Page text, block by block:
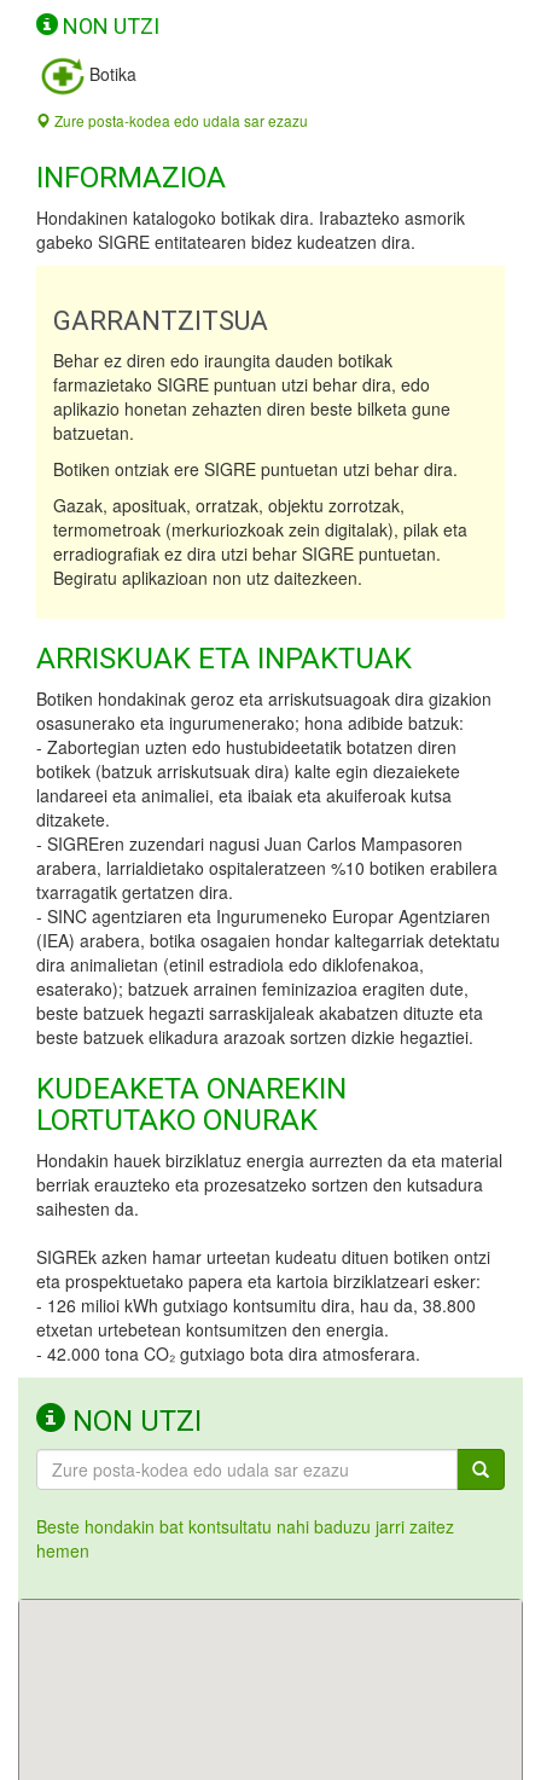
NON UTZI
Botika
Zure posta-kodea edo udala sar ezazu
INFORMAZIOA
Hondakinen katalogoko botikak dira. Irabazteko asmorik
gabeko SIGRE entitatearen bidez kudeatzen dira.
GARRANTZITSUA
Behar ez diren edo iraungita dauden botikak
farmazietako SIGRE puntuan utzi behar dira, edo
aplikazio honetan zehazten diren beste bilketa gune
batzuetan.
Botiken ontziak ere SIGRE puntuetan utzi behar dira.
Gazak, aposituak, orratzak, objektu zorrotzak,
termometroak (merkuriozkoak zein digitalak), pilak eta
erradiografiak ez dira utzi behar SIGRE puntuetan.
Begiratu aplikazioan non utz daitezkeen.
ARRISKUAK ETA INPAKTUAK
Botiken hondakinak geroz eta arriskutsuagoak dira gizakion
osasunerako eta ingurumenerako; hona adibide batzuk:
- Zabortegian uzten edo hustubideetatik botatzen diren
botikek (batzuk arriskutsuak dira) kalte egin diezaiekete
landareei eta animaliei, eta ibaiak eta akuiferoak kutsa
ditzakete.
- SIGREren zuzendari nagusi Juan Carlos Mampasoren
arabera, larrialdietako ospitaleratzeen %10 botiken erabilera
txarragatik gertatzen dira.
- SINC agentziaren eta Ingurumeneko Europar Agentziaren
(IEA) arabera, botika osagaien hondar kaltegarriak detektatu
dira animalietan (etinil estradiola edo diklofenakoa,
esaterako); batzuek arrainen feminizazioa eragiten dute,
beste batzuek hegazti sarraskijaleak akabatzen dituzte eta
beste batzuek elikadura arazoak sortzen dizkie hegaztiei.
KUDEAKETA ONAREKIN
LORTUTAKO ONURAK
Hondakin hauek birziklatuz energia aurrezten da eta material
berriak erauzteko eta prozesatzeko sortzen den kutsadura
saihesten da.
SIGREk azken hamar urteetan kudeatu dituen botiken ontzi
eta prospektuetako papera eta kartoia birziklatzeari esker:
- 126 milioi kWh gutxiago kontsumitu dira, hau da, 38.800
etxetan urtebetean kontsumitzen den energia.
- 42.000 tona CO₂ gutxiago bota dira atmosferara.
NON UTZI
Beste hondakin bat kontsultatu nahi baduzu jarri zaitez
hemen